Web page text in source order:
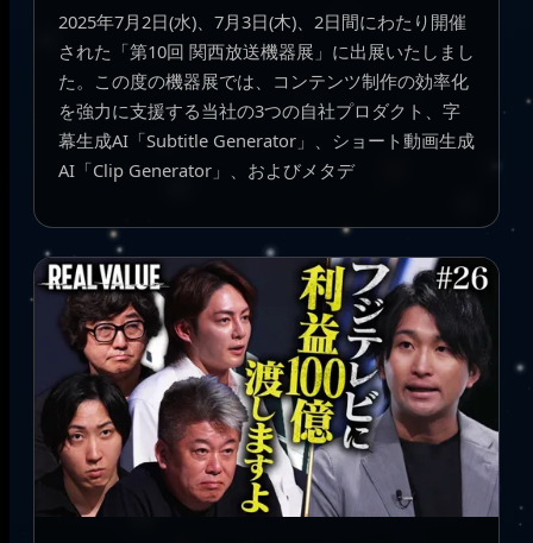
2025年7月2日(水)、7月3日(木)、2日間にわたり開催
された「第10回 関西放送機器展」に出展いたしまし
た。この度の機器展では、コンテンツ制作の効率化
を強力に支援する当社の3つの自社プロダクト、字
幕生成AI「Subtitle Generator」、ショート動画生成
AI「Clip Generator」、およびメタデ